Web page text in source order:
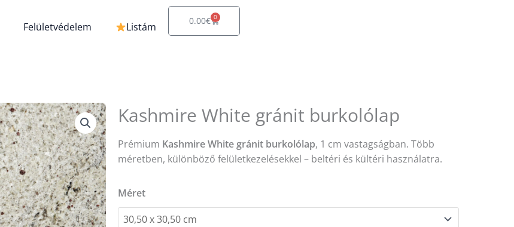
Felületvédelem Listám 0.00€ 0
Kosár
Kashmire White gránit burkolólap
Prémium Kashmire White gránit burkolólap, 1 cm vastagságban. Több
méretben, különböző felületkezelésekkel – beltéri és kültéri használatra.
Méret
Kashmire
White
gránit